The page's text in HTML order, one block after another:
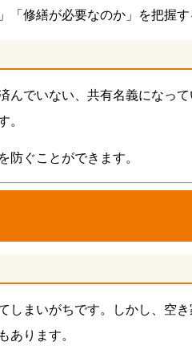
修繕が必要なのか」を把握す
でいない、共有名義になって
。
ぐことができます。
まいがちです。しかし、空き
ります。